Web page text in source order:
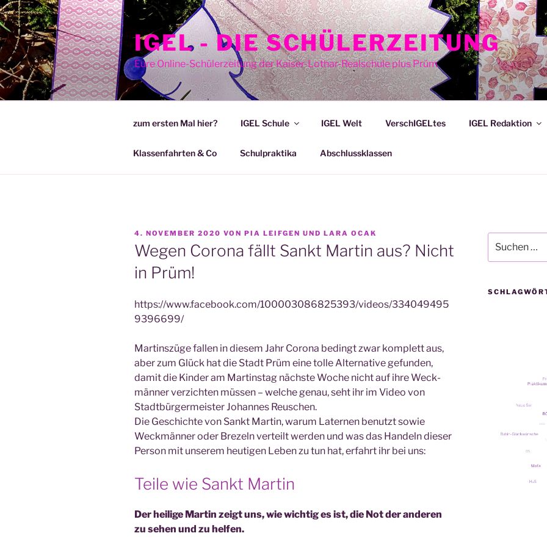
Zum
Inhalt
springen
IGEL - DIE SCHÜLERZEITUNG
Eure Online-Schülerzeitung der Kaiser-Lothar-Realschule plus Prüm
zum ersten Mal hier? IGEL Schule IGEL Welt VerschIGELtes IGEL Redaktion
Klassenfahrten & Co Schulpraktika Abschlussklassen
VERÖFFENTLICHT
AM
4. NOVEMBER 2020 VON PIA LEIFGEN UND LARA OCAK
Wegen Corona fällt Sankt Martin aus? Nicht
in Prüm!
https://www.facebook.com/100003086825393/videos/334049495
9396699/
Mar­tins­zü­ge fal­len in die­sem Jahr Coro­na bedingt zwar kom­plett aus,
aber zum Glück hat die Stadt Prüm eine tol­le Alter­na­ti­ve gefun­den,
damit die Kin­der am Mar­tins­tag nächs­te Woche nicht auf ihre Weck­
män­ner ver­zich­ten müs­sen – wel­che genau, seht ihr im Video von
Stadt­bür­ger­meis­ter Johan­nes Reuschen.
Die Geschich­te von Sankt Mar­tin, war­um Later­nen benutzt sowie
Weck­män­ner oder Bre­zeln ver­teilt wer­den und was das Han­deln die­ser
Per­son mit unse­rem heu­ti­gen Leben zu tun hat, erfahrt ihr bei uns:
Teile wie Sankt Martin
Der hei­li­ge Mar­tin zeigt uns, wie wich­tig es ist, die Not der ande­ren
zu sehen und zu helfen.
nach: